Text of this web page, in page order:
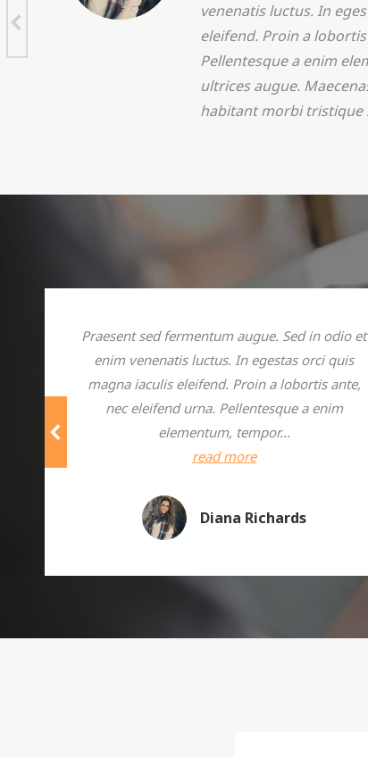
venenatis luctus. In
eleifend. Proin a
Pellentesque a enim
ultrices augue.
habitant morbi tristique
Diana Richards
Praesent sed fermentum augue. Sed in odio et
enim venenatis luctus. In egestas orci quis
magna iaculis eleifend. Proin a lobortis ante,
nec eleifend urna. Pellentesque a enim
elementum, tempor…
read more